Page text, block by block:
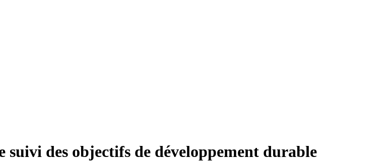
des objectifs de développement durable